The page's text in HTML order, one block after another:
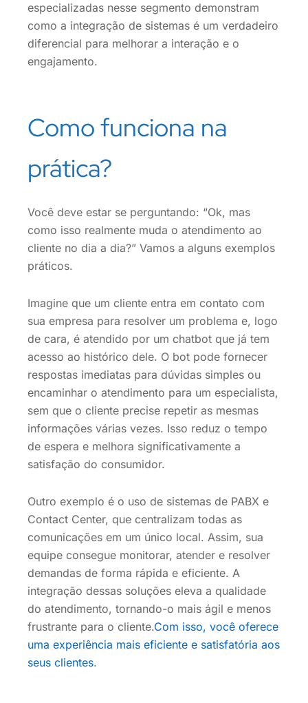
especializadas nesse segmento demonstram
como a integração de sistemas é um verdadeiro
diferencial para melhorar a interação e o
engajamento.
Como funciona na
prática?
Você deve estar se perguntando: “Ok, mas
como isso realmente muda o atendimento ao
cliente no dia a dia?” Vamos a alguns exemplos
práticos.
Imagine que um cliente entra em contato com
sua empresa para resolver um problema e, logo
de cara, é atendido por um chatbot que já tem
acesso ao histórico dele. O bot pode fornecer
respostas imediatas para dúvidas simples ou
encaminhar o atendimento para um especialista,
sem que o cliente precise repetir as mesmas
informações várias vezes. Isso reduz o tempo
de espera e melhora significativamente a
satisfação do consumidor.
Outro exemplo é o uso de sistemas de PABX e
Contact Center, que centralizam todas as
comunicações em um único local. Assim, sua
equipe consegue monitorar, atender e resolver
demandas de forma rápida e eficiente. A
integração dessas soluções eleva a qualidade
do atendimento, tornando-o mais ágil e menos
frustrante para o cliente.Com isso, você oferece
uma experiência mais eficiente e satisfatória aos
seus clientes.